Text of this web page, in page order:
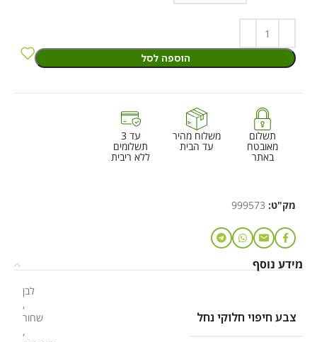
הוספה לסל
תשלום
מאובטח
באתר
משלוח מהיר
עד הבית
עד 3
תשלומים
ללא ריבית
מק"ט: 999573
מידע נוסף
צבע חיפוי חלוקי נחל
לבן
,
שחור
,